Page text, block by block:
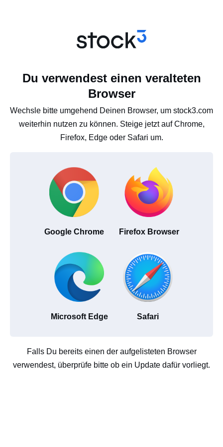
Du verwendest einen veralteten
Browser
Wechsle bitte umgehend Deinen Browser, um stock3.com
weiterhin nutzen zu können. Steige jetzt auf Chrome,
Firefox, Edge oder Safari um.
Google Chrome Firefox Browser
Microsoft Edge Safari
Falls Du bereits einen der aufgelisteten Browser
verwendest, überprüfe bitte ob ein Update dafür vorliegt.